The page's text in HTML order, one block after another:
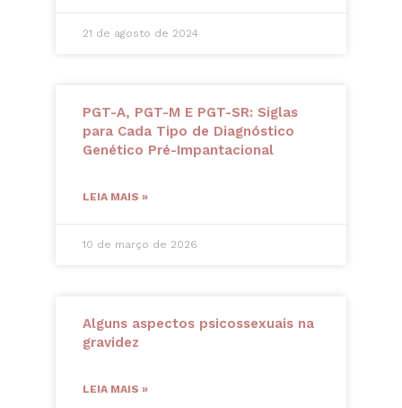
21 de agosto de 2024
PGT-A, PGT-M E PGT-SR: Siglas
para Cada Tipo de Diagnóstico
Genético Pré-Impantacional
LEIA MAIS »
10 de março de 2026
Alguns aspectos psicossexuais na
gravidez
LEIA MAIS »